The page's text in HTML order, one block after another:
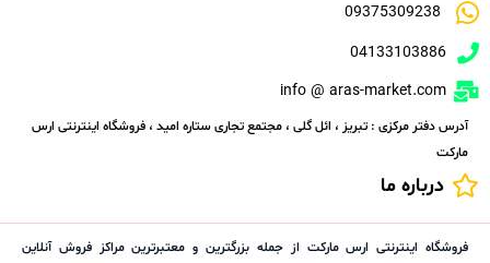
09375309238
04133103886
info @ aras-market.com
آدرس دفتر مرکزی : تبریز ، ائل گلی ، مجتمع تجاری ستاره امید ، فروشگاه اینترنتی ارس
مارکت
درباره ما
فروشگاه اینترنتی ارس مارکت از جمله بزرگترین و معتبرترین مراکز فروش آنلاین